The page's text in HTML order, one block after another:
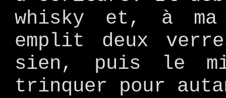
whisky et, à ma
emplit deux
sien, puis le
trinquer pour